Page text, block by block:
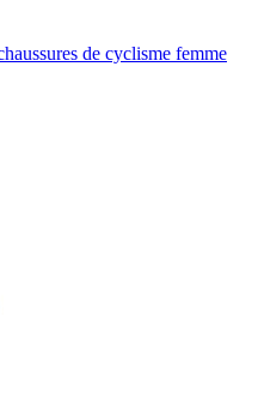
de cyclisme femme